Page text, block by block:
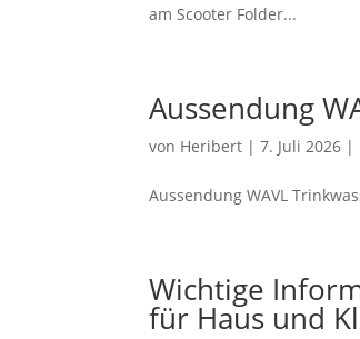
am Scooter Folder...
Aussendung
von Heribert |7. Juli 2026 |
Aussendung WAVL
Wichtige
für Haus und